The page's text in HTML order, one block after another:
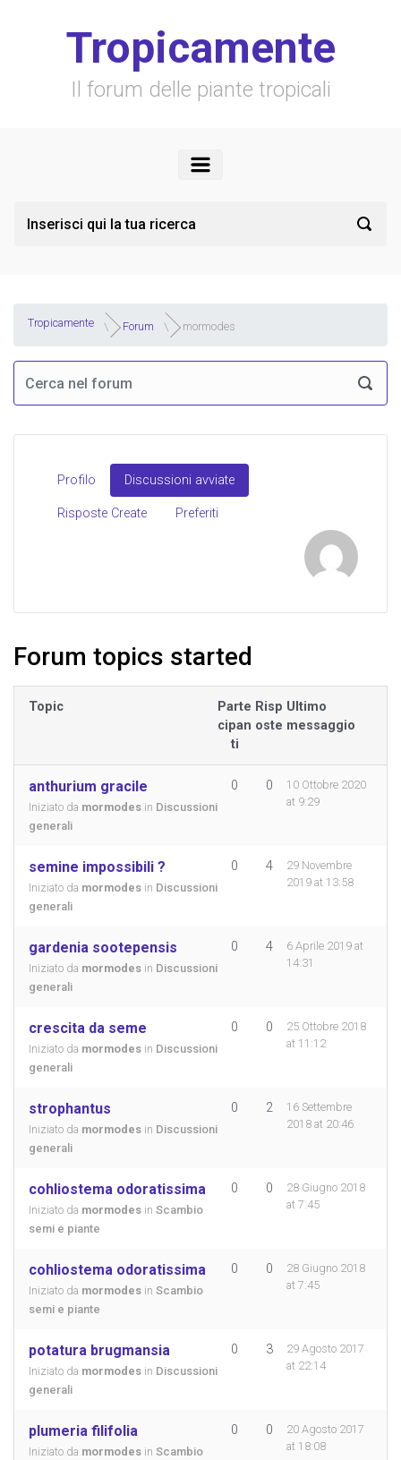
Tropicamente
Il forum delle piante tropicali
Tropicamente Forum mormodes
Profilo Discussioni avviate
Risposte Create Preferiti
Forum topics started
Topic
Parte
cipan
ti
Risp
oste
Ultimo
messaggio
anthurium gracile
Iniziato da mormodes in Discussioni
generali
0 0
10 Ottobre 2020
at 9:29
semine impossibili ?
Iniziato da mormodes in Discussioni
generali
0 4
29 Novembre
2019 at 13:58
gardenia sootepensis
Iniziato da mormodes in Discussioni
generali
0 4
6 Aprile 2019 at
14:31
crescita da seme
Iniziato da mormodes in Discussioni
generali
0 0
25 Ottobre 2018
at 11:12
strophantus
Iniziato da mormodes in Discussioni
generali
0 2
16 Settembre
2018 at 20:46
cohliostema odoratissima
Iniziato da mormodes in Scambio
semi e piante
0 0
28 Giugno 2018
at 7:45
cohliostema odoratissima
Iniziato da mormodes in Scambio
semi e piante
0 0
28 Giugno 2018
at 7:45
potatura brugmansia
Iniziato da mormodes in Discussioni
generali
0 3
29 Agosto 2017
at 22:14
plumeria filifolia
Iniziato da mormodes in Scambio
0 0
20 Agosto 2017
at 18:08